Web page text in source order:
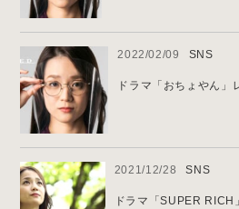
2022/02/09 SNS
ドラマ「おちょやん」
2021/12/28 SNS
ドラマ「SUPER